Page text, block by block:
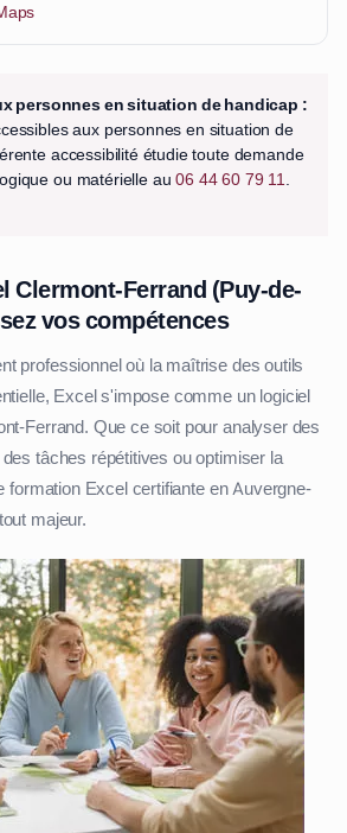
personnes en situation de handicap :
aux personnes en situation de
accessibilité étudie toute demande
ou matérielle au06 44 60 79 11.
Clermont-Ferrand (Puy-de-
vos compétences
professionnel où la maîtrise des outils
Excel s'impose comme un logiciel
Ferrand. Que ce soit pour analyser des
tâches répétitives ou optimiser la
formation Excel certifiante en Auvergne-
majeur.